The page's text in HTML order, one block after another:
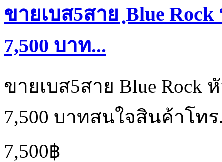
ขายเบส5สาย ฺBlue
7,500 บาท...
ขายเบส5สาย Blue Rock
7,500 บาทสนใจสินค้าโทร
7,500฿